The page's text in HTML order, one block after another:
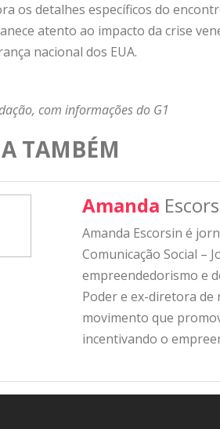
os detalhes específicos do
atento ao impacto da crise
nacional dos EUA.
com informações do G1
TAMBÉM
Amanda
Amanda Escorsin é
Comunicação Social –
empreendedorismo e
Poder e ex-diretora de
movimento que
incentivando o